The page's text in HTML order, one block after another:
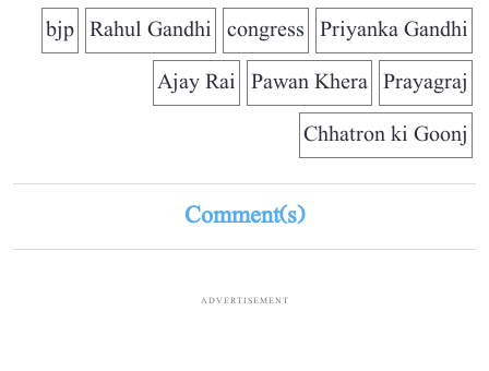
Priyanka Gandhi
congress
Rahul Gandhi
bjp
Prayagraj
Pawan Khera
Ajay Rai
Chhatron ki Goonj
Comment(s)
ADVERTISEMENT